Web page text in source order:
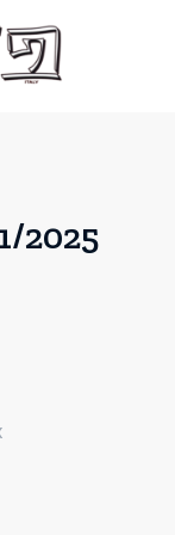
2025